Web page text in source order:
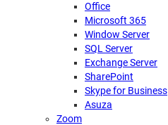
Office
Microsoft 365
Window Server
SQL Server
Exchange Server
SharePoint
Skype for Business
Asuza
Zoom